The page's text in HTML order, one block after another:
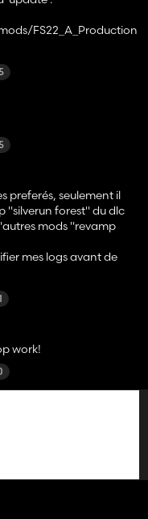
FS22_A_Production
nil value
preferés, seulement il
"silverun forest" du dlc
mods "revamp
mes logs avant de
only it completely
the platinum dlc and
mods.
checked my logs
work!